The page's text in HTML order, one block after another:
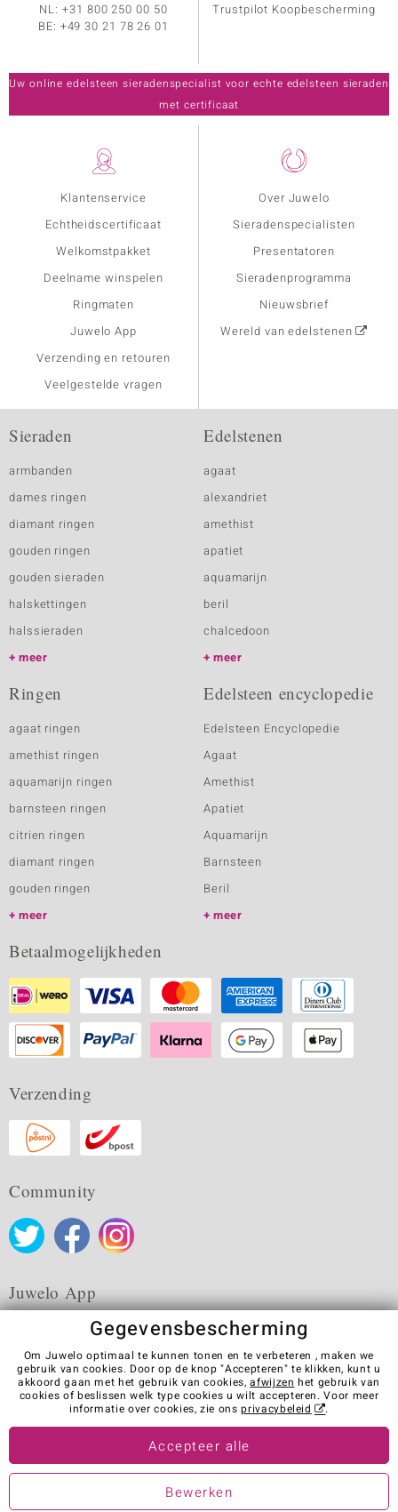
Klantenservice
Echtheidscertificaat
Welkomstpakket
Deelname winspelen
Ringmaten
Juwelo App
Verzending en retouren
Veelgestelde vragen
Over Juwelo
Sieradenspecialisten
Presentatoren
Sieradenprogramma
Nieuwsbrief
Wereld van edelstenen
NL:+31 800 250 00 50
BE: +49 30 21 78 26 01
Trustpilot Koopbescherming
Uw online edelsteen sieradenspecialist voor echte edelsteen sieraden
met certificaat
Sieraden
armbanden
dames ringen
diamant ringen
gouden ringen
gouden sieraden
halskettingen
halssieraden
meer
Edelstenen
agaat
alexandriet
amethist
apatiet
aquamarijn
beril
chalcedoon
meer
Ringen
agaat ringen
amethist ringen
aquamarijn ringen
barnsteen ringen
citrien ringen
diamant ringen
gouden ringen
meer
Edelsteen encyclopedie
Edelsteen Encyclopedie
Agaat
Amethist
Apatiet
Aquamarijn
Barnsteen
Beril
meer
Betaalmogelijkheden
Verzending
Community
Juwelo App
Algemene verkoopvoorwaarden Privacybeleid
Cookies
Colofon
Contact
Contract herroepen
Visit our stores in other countries:
© Juwelo Deutschland GmbH (Een onderneming van de elumeo SE)
Gegevensbescherming
Om Juwelo optimaal te kunnen tonen en te verbeteren , maken we
gebruik van cookies. Door op de knop "Accepteren" te klikken, kunt u
akkoord gaan met het gebruik van cookies,afwijzen het gebruik van
cookies of beslissen welk type cookies u wilt accepteren. Voor meer
informatie over cookies, zie onsprivacybeleid .
Accepteer alle
Bewerken